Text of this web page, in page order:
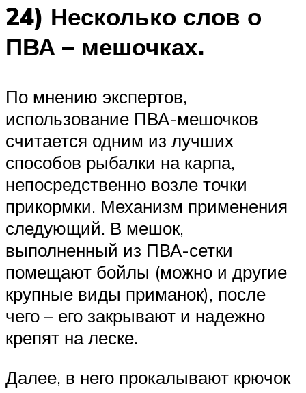
24) Несколько слов о
ПВА – мешочках.
По мнению экспертов,
использование ПВА-мешочков
считается одним из лучших
способов рыбалки на карпа,
непосредственно возле точки
прикормки. Механизм применения
следующий. В мешок,
выполненный из ПВА-сетки
помещают бойлы (можно и другие
крупные виды приманок), после
чего – его закрывают и надежно
крепят на леске.
Далее, в него прокалывают крючок